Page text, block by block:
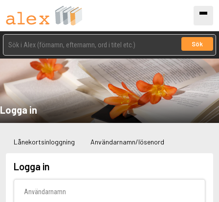
Sök
Logga in
Lånekortsinloggning Användarnamn/lösenord
Logga in